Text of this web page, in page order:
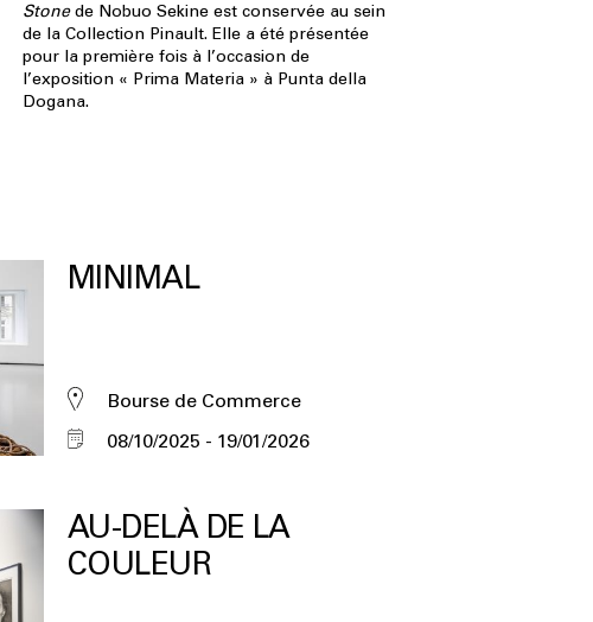
Stonede Nobuo Sekine est conservée au sein
de la Collection Pinault. Elle a été présentée
pour la première fois à l’occasion de
l’exposition « Prima Materia » à Punta della
Dogana.
MINIMAL
Bourse de Commerce
08/10/2025
19/01/2026
AU-DELÀ DE LA
COULEUR